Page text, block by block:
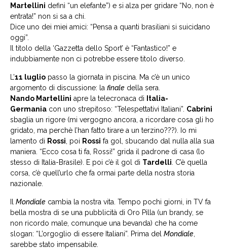
Martellini definì “un elefante”) e si alza per gridare “No, non è
entrata!” non si sa a chi.
Dice uno dei miei amici: “Pensa a quanti brasiliani si suicidano
oggi”.
Il titolo della ‘Gazzetta dello Sport’ è “Fantastico!” e
indubbiamente non ci potrebbe essere titolo diverso.
L’11 luglio passo la giornata in piscina. Ma c’è un unico
argomento di discussione: la finale della sera.
Nando Martellini apre la telecronaca di
Italia-
Germania con uno strepitoso: “Telespettativi Italiani”. Cabrini
sbaglia un rigore (mi vergogno ancora, a ricordare cosa gli ho
gridato, ma perchè l’han fatto tirare a un terzino???). Io mi
lamento di Rossi, poi Rossi fa gol, sbucando dal nulla alla sua
maniera. “Ecco cosa ti fa, Rossi!” grida il padrone di casa (lo
stesso di Italia-Brasile). E poi c’è il gol di Tardelli. C’è quella
corsa, c’è quell’urlo che fa ormai parte della nostra storia
nazionale.
Il Mondiale cambia la nostra vita. Tempo pochi giorni, in TV fa
bella mostra di se una pubblicità di Oro Pilla (un brandy, se
non ricordo male, comunque una bevanda) che ha come
slogan: “L’orgoglio di essere Italiani”. Prima del Mondiale,
sarebbe stato impensabile.